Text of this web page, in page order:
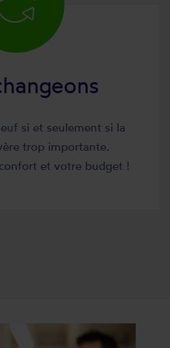
si et seulement si la
trop importante.
et votre budget !